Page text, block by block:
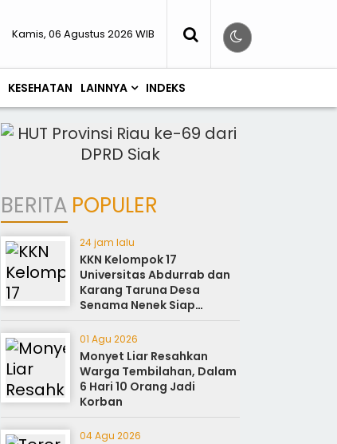
Kamis, 06 Agustus 2026 WIB
KESEHATAN LAINNYA INDEKS
BERITA POPULER
24 jam lalu
KKN Kelompok 17
Universitas Abdurrab dan
Karang Taruna Desa
Senama Nenek Siap
Sukseskan Perayaan HUT
ke-81
01 Agu 2026
Monyet Liar Resahkan
Warga Tembilahan, Dalam
6 Hari 10 Orang Jadi
Korban
04 Agu 2026